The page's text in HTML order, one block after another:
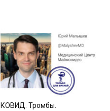
КОВИД. Тромбы.